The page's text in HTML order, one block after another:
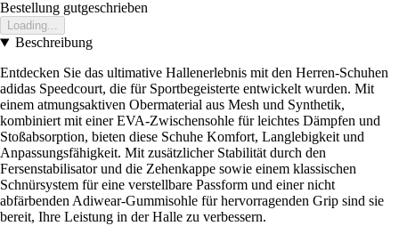
Bestellung gutgeschrieben
Loading...
Beschreibung
Entdecken Sie das ultimative Hallenerlebnis mit den Herren-Schuhen
adidas Speedcourt, die für Sportbegeisterte entwickelt wurden. Mit
einem atmungsaktiven Obermaterial aus Mesh und Synthetik,
kombiniert mit einer EVA-Zwischensohle für leichtes Dämpfen und
Stoßabsorption, bieten diese Schuhe Komfort, Langlebigkeit und
Anpassungsfähigkeit. Mit zusätzlicher Stabilität durch den
Fersenstabilisator und die Zehenkappe sowie einem klassischen
Schnürsystem für eine verstellbare Passform und einer nicht
abfärbenden Adiwear-Gummisohle für hervorragenden Grip sind sie
bereit, Ihre Leistung in der Halle zu verbessern.